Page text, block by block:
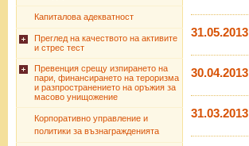
Капиталова адекватност
Преглед на качеството на активите
и стрес тест
Превенция срещу изпирането на
пари, финансирането на тероризма
и разпространението на оръжия за
масово унищожение
Корпоративно управление и
политики за възнагражденията
31.05.2013
30.04.2013
31.03.2013